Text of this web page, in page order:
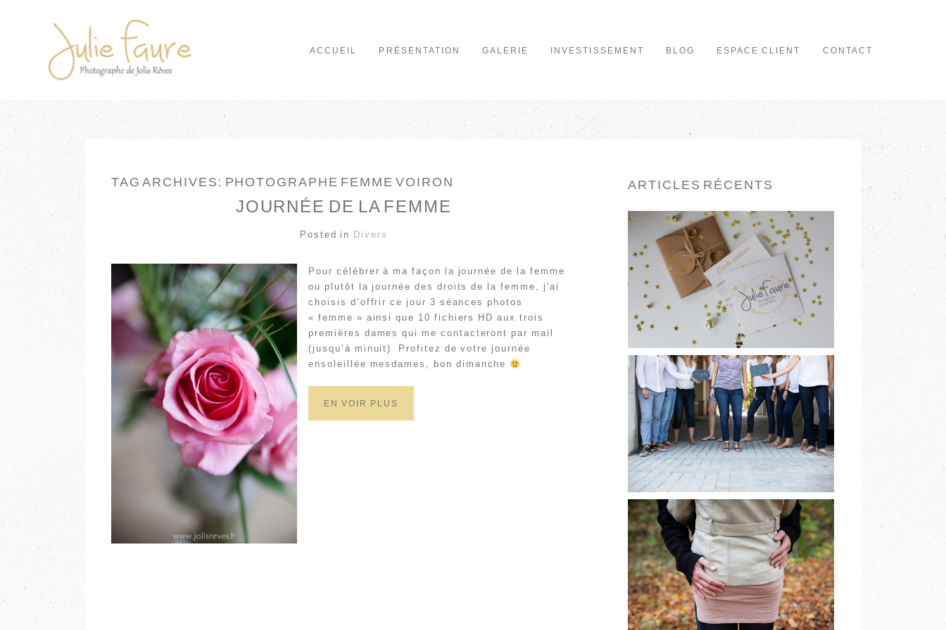
ACCUEIL PRÉSENTATION GALERIE INVESTISSEMENT BLOG ESPACE CLIENT CONTACT
TAG ARCHIVES: PHOTOGRAPHE FEMME VOIRON
JOURNÉE DE LA FEMME
Posted in Divers
Pour célébrer à ma façon la journée de la femme
ou plutôt la journée des droits de la femme, j’ai
choisis d’offrir ce jour 3 séances photos
« femme » ainsi que 10 fichiers HD aux trois
premières dames qui me contacteront par mail
(jusqu’à minuit) Profitez de votre journée
ensoleillée mesdames, bon dimanche
EN VOIR PLUS
ARTICLES RÉCENTS
CARTE CADEAU
EN LIRE PLUS
[BIENTÔT]
BABYSHOWER À
GRENOBLE
EN LIRE PLUS
PHOTOGRAPHE DE
COUPLE
GRENOBLE A&V
EN LIRE PLUS